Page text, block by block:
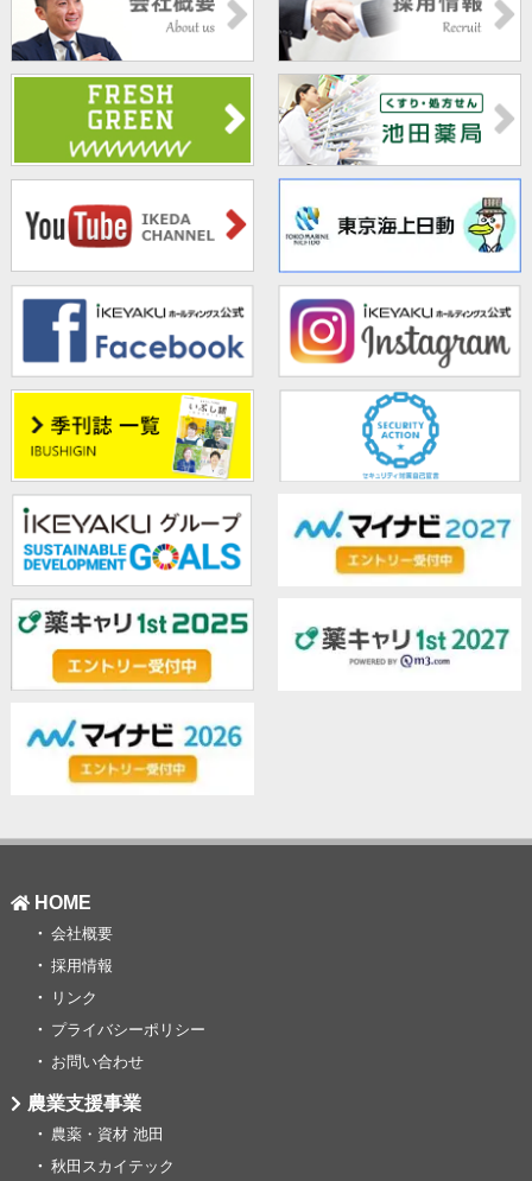
HOME
会社概要
採用情報
リンク
プライバシーポリシー
お問い合わせ
農業支援事業
農薬・資材 池田
秋田スカイテック